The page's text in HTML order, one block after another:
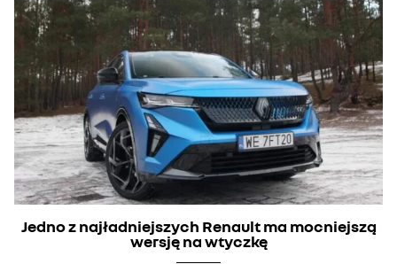
Jedno z najładniejszych Renault ma mocniejszą
wersję na wtyczkę